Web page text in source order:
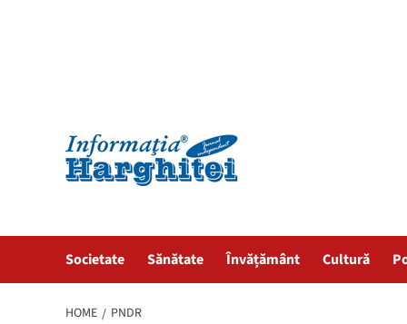
Societate Sănătate Învățământ Cultură
HOME PNDR